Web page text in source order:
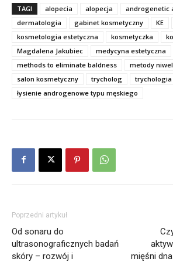
TAGI alopecia alopecja
androgenetic
dermatologia
gabinet kosmetyczny KE
kosmetologia estetyczna
kosmetyczka
Magdalena Jakubiec
medycyna estetyczna
methods to eliminate baldness
metody
salon kosmetyczny
trycholog
trychologia
łysienie androgenowe typu męskiego
Poprzedni artykuł
Od sonaru do
ultrasonograficznych badań
skóry – rozwój i
mięśni